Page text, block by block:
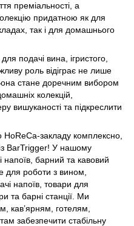
преміальності, а
придатною як для
так і для домашнього
подачі вина, ігристого,
роль відіграє не лише
стане доречним вибором
колекцій,
вишуканості та підкреслити
HoReCa-закладу комплексно,
BarTrigger! У нашому
барний та кавовий
для роботи з вином,
напоїв, товари для
та барні станції. Ми
кав’ярням, готелям,
забезпечити стабільну